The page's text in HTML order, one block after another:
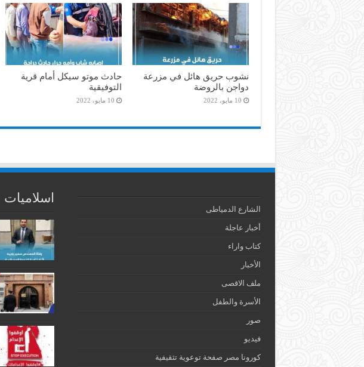
نشوب حريق هائل في مزرعة
دواجن بالروضة
10 مايو، 2022
حادث موتو سيكل أمام قرية
التوفيقية
10 مايو، 2022
الشارع الدمياطى
أخبار عاجلة
كتاب واراء
الأخبار
ملف الاقصى
الأسرة والطفل
صور
فيديو
كورونا مصر صفحة توعوية تثقيفية
اسلاميات